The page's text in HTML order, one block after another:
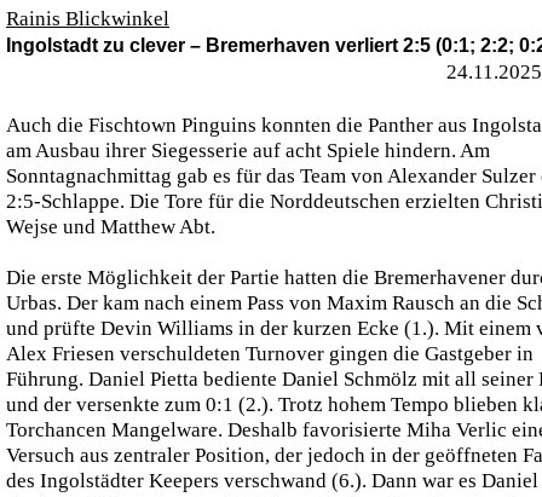
Rainis Blickwinkel
Ingolstadt zu clever – Bremerhaven verliert 2:5 (0:1; 2:2;
Auch die Fischtown Pinguins konnten die Panther aus
am Ausbau ihrer Siegesserie auf acht Spiele hindern. Am
Sonntagnachmittag gab es für das Team von Alexander Sulzer
2:5-Schlappe. Die Tore für die Norddeutschen erzielten
Wejse und Matthew Abt.
Die erste Möglichkeit der Partie hatten die Bremerhavener
Urbas. Der kam nach einem Pass von Maxim Rausch an die
und prüfte Devin Williams in der kurzen Ecke (1.). Mit einem
Alex Friesen verschuldeten Turnover gingen die Gastgeber in
Führung. Daniel Pietta bediente Daniel Schmölz mit all seiner
und der versenkte zum 0:1 (2.). Trotz hohem Tempo blieben
Torchancen Mangelware. Deshalb favorisierte Miha Verlic
Versuch aus zentraler Position, der jedoch in der geöffneten
des Ingolstädter Keepers verschwand (6.). Dann war es